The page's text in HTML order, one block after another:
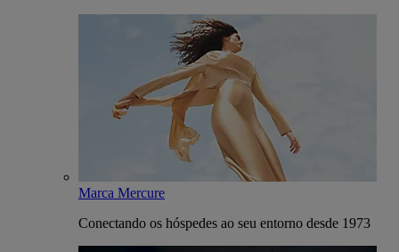
Marca Mercure
Conectando os hóspedes ao seu entorno desde 1973